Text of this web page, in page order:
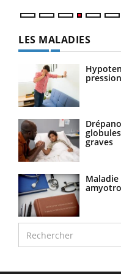
LES MALADIES
graves